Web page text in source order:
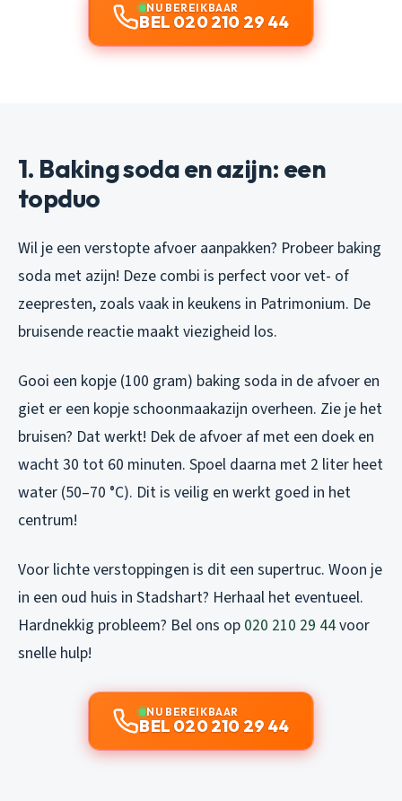
NU BEREIKBAAR
BEL 020 210 29 44
1. Baking soda en azijn: een
topduo
Wil je een verstopte afvoer aanpakken? Probeer baking
soda met azijn! Deze combi is perfect voor vet- of
zeepresten, zoals vaak in keukens in Patrimonium. De
bruisende reactie maakt viezigheid los.
Gooi een kopje (100 gram) baking soda in de afvoer en
giet er een kopje schoonmaakazijn overheen. Zie je het
bruisen? Dat werkt! Dek de afvoer af met een doek en
wacht 30 tot 60 minuten. Spoel daarna met 2 liter heet
water (50–70 °C). Dit is veilig en werkt goed in het
centrum!
Voor lichte verstoppingen is dit een supertruc. Woon je
in een oud huis in Stadshart? Herhaal het eventueel.
Hardnekkig probleem? Bel ons op 020 210 29 44voor
snelle hulp!
NU BEREIKBAAR
BEL 020 210 29 44